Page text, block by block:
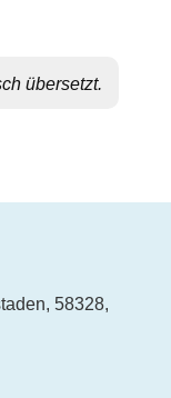
übersetzt.
58328,